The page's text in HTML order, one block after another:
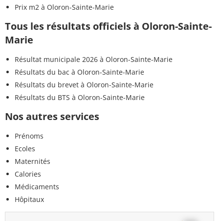
Prix m2 à Oloron-Sainte-Marie
Tous les résultats officiels à Oloron-Sainte-
Marie
Résultat municipale 2026 à Oloron-Sainte-Marie
Résultats du bac à Oloron-Sainte-Marie
Résultats du brevet à Oloron-Sainte-Marie
Résultats du BTS à Oloron-Sainte-Marie
Nos autres services
Prénoms
Ecoles
Maternités
Calories
Médicaments
Hôpitaux